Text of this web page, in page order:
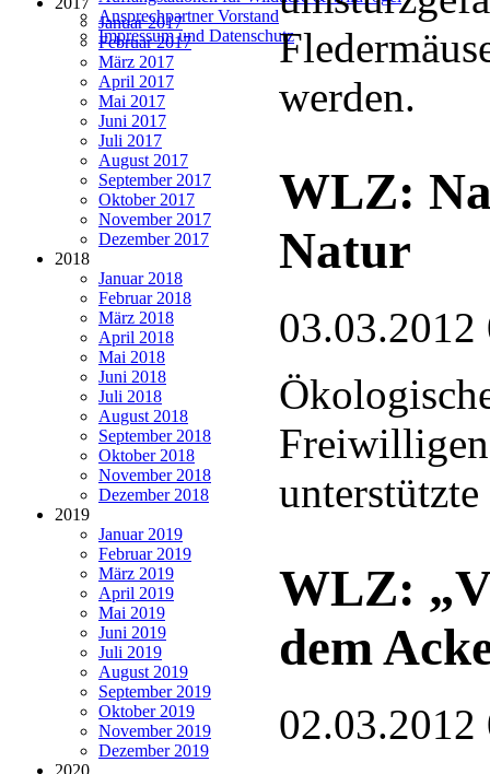
Ansprechpartner Vorstand
Impressum und Datenschutz
Januar 2017
Februar 2017
März 2017
April 2017
Mai 2017
Juni 2017
Juli 2017
August 2017
September 2017
Oktober 2017
November 2017
Dezember 2017
2018
Januar 2018
Februar 2018
März 2018
April 2018
Mai 2018
Juni 2018
Juli 2018
August 2018
September 2018
Oktober 2018
November 2018
Dezember 2018
2019
Januar 2019
Februar 2019
März 2019
April 2019
Mai 2019
Juni 2019
Juli 2019
August 2019
September 2019
Oktober 2019
November 2019
Dezember 2019
2020
werden.
WLZ:
Natur
03.03.2012
WLZ:
dem
02.03.2012